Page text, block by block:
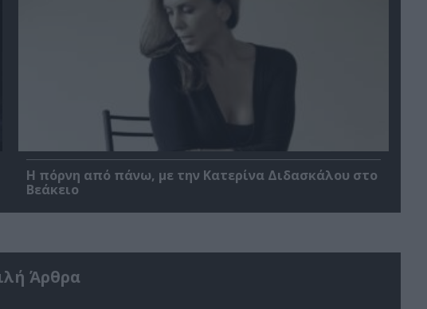
Η πόρνη από πάνω, με την Κατερίνα Διδασκάλου στο
Βεάκειο
Άρθρα